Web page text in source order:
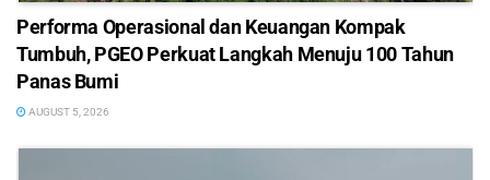
Performa Operasional dan Keuangan Kompak
Tumbuh, PGEO Perkuat Langkah Menuju 100 Tahun
Panas Bumi
AUGUST 5, 2026